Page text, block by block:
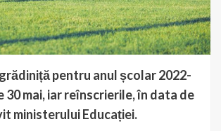
pentru anul școlar 2022-
30 mai, iar reînscrierile, în data de
ministerului Educației.